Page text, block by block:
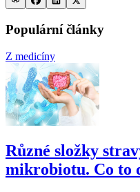
Populární články
Z medicíny
Různé složky
mikrobiotu. Co to